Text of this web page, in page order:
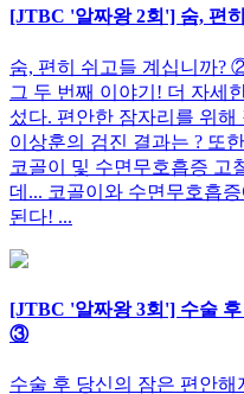
[JTBC '알짜왕 2회'] 숨, 편
숨, 편히 쉬고들 계십니까?
그 두 번째 이야기! 더 자세
섰다. 편안한 잠자리를 위
이상훈의 검진 결과는 ? 또
코골이 및 수면무호흡증 고
데... 코골이와 수면무호흡
된다! ...
[JTBC '알짜왕 3회'] 수술
③
수술 후 당신의 잠은 편안